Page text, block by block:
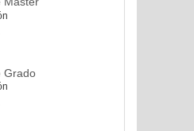
Grado